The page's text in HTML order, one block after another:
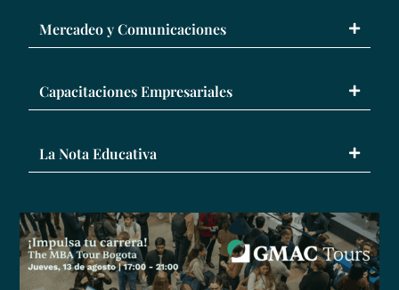
Mercadeo y Comunicaciones
Capacitaciones Empresariales
La Nota Educativa